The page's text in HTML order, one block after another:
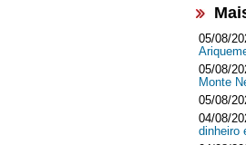
05/08/
05/08/
Monte
05/08/
04/08/
dinheiro